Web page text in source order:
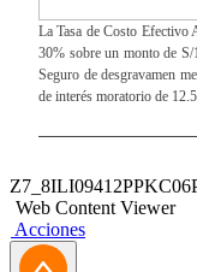
La Tasa de Costo Efectivo
30% sobre un monto de S/
Seguro de desgravamen
de interés moratorio de
Web Content Viewer
Acciones